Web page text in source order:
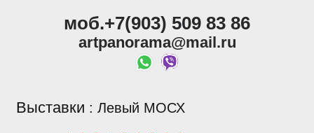
моб.+7(903) 509 83 86
artpanorama@mail.ru
Выставки : Левый МОСХ